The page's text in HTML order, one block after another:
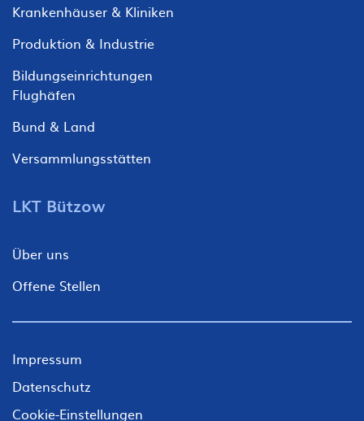
Krankenhäuser & Kliniken
Produktion & Industrie
Bildungseinrichtungen
Flughäfen
Bund & Land
Versammlungsstätten
LKT Bützow
Über uns
Offene Stellen
Fußzeile
Meta
Impressum
Datenschutz
Cookie-Einstellungen